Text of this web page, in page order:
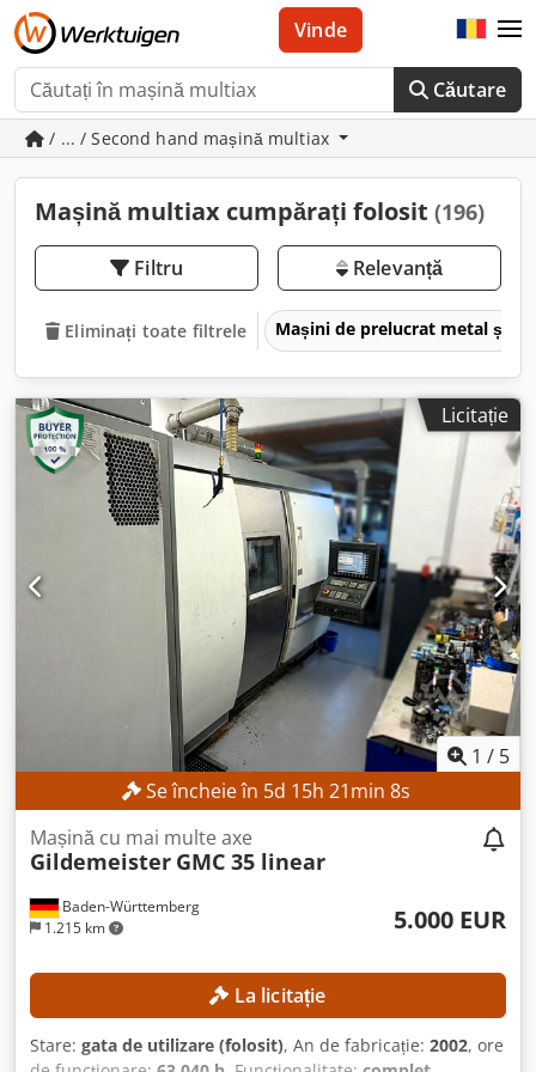
Căutare
Vinde
/ ... / Second hand mașină multiax
Mașină multiax cumpărați folosit (196)
Filtru Relevanță
Eliminați toate filtrele Mașini de prelucrat metal și
Licitație
1 / 5
Se încheie în 5d 15h 21min 6s
Baden-Württemberg
1.215 km
Mașină cu mai multe axe
Gildemeister GMC 35 linear
5.000 EUR
La licitație
Stare: gata de utilizare (folosit), An de fabricație: 2002, ore